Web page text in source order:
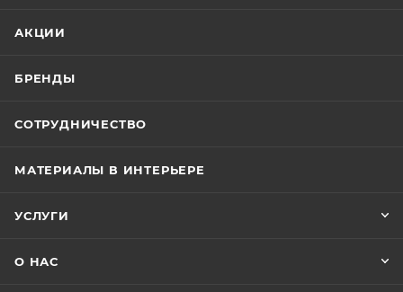
АКЦИИ
БРЕНДЫ
СОТРУДНИЧЕСТВО
МАТЕРИАЛЫ В ИНТЕРЬЕРЕ
УСЛУГИ
О НАС